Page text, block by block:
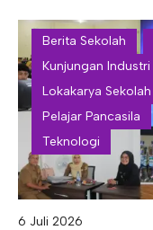
Berita Sekolah
Kunjungan Industri
Lokakarya Sekolah
Pelajar Pancasila
Teknologi
6 Juli 2026